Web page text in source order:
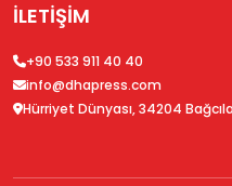
İLETİŞİM
+90 533 911 40 40
info@dhapress.com
Hürriyet Dünyası, 34204